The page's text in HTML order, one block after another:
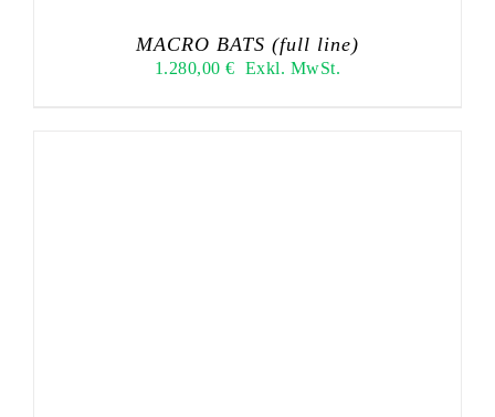
MACRO BATS (full line)
1.280,00€ Exkl. MwSt.